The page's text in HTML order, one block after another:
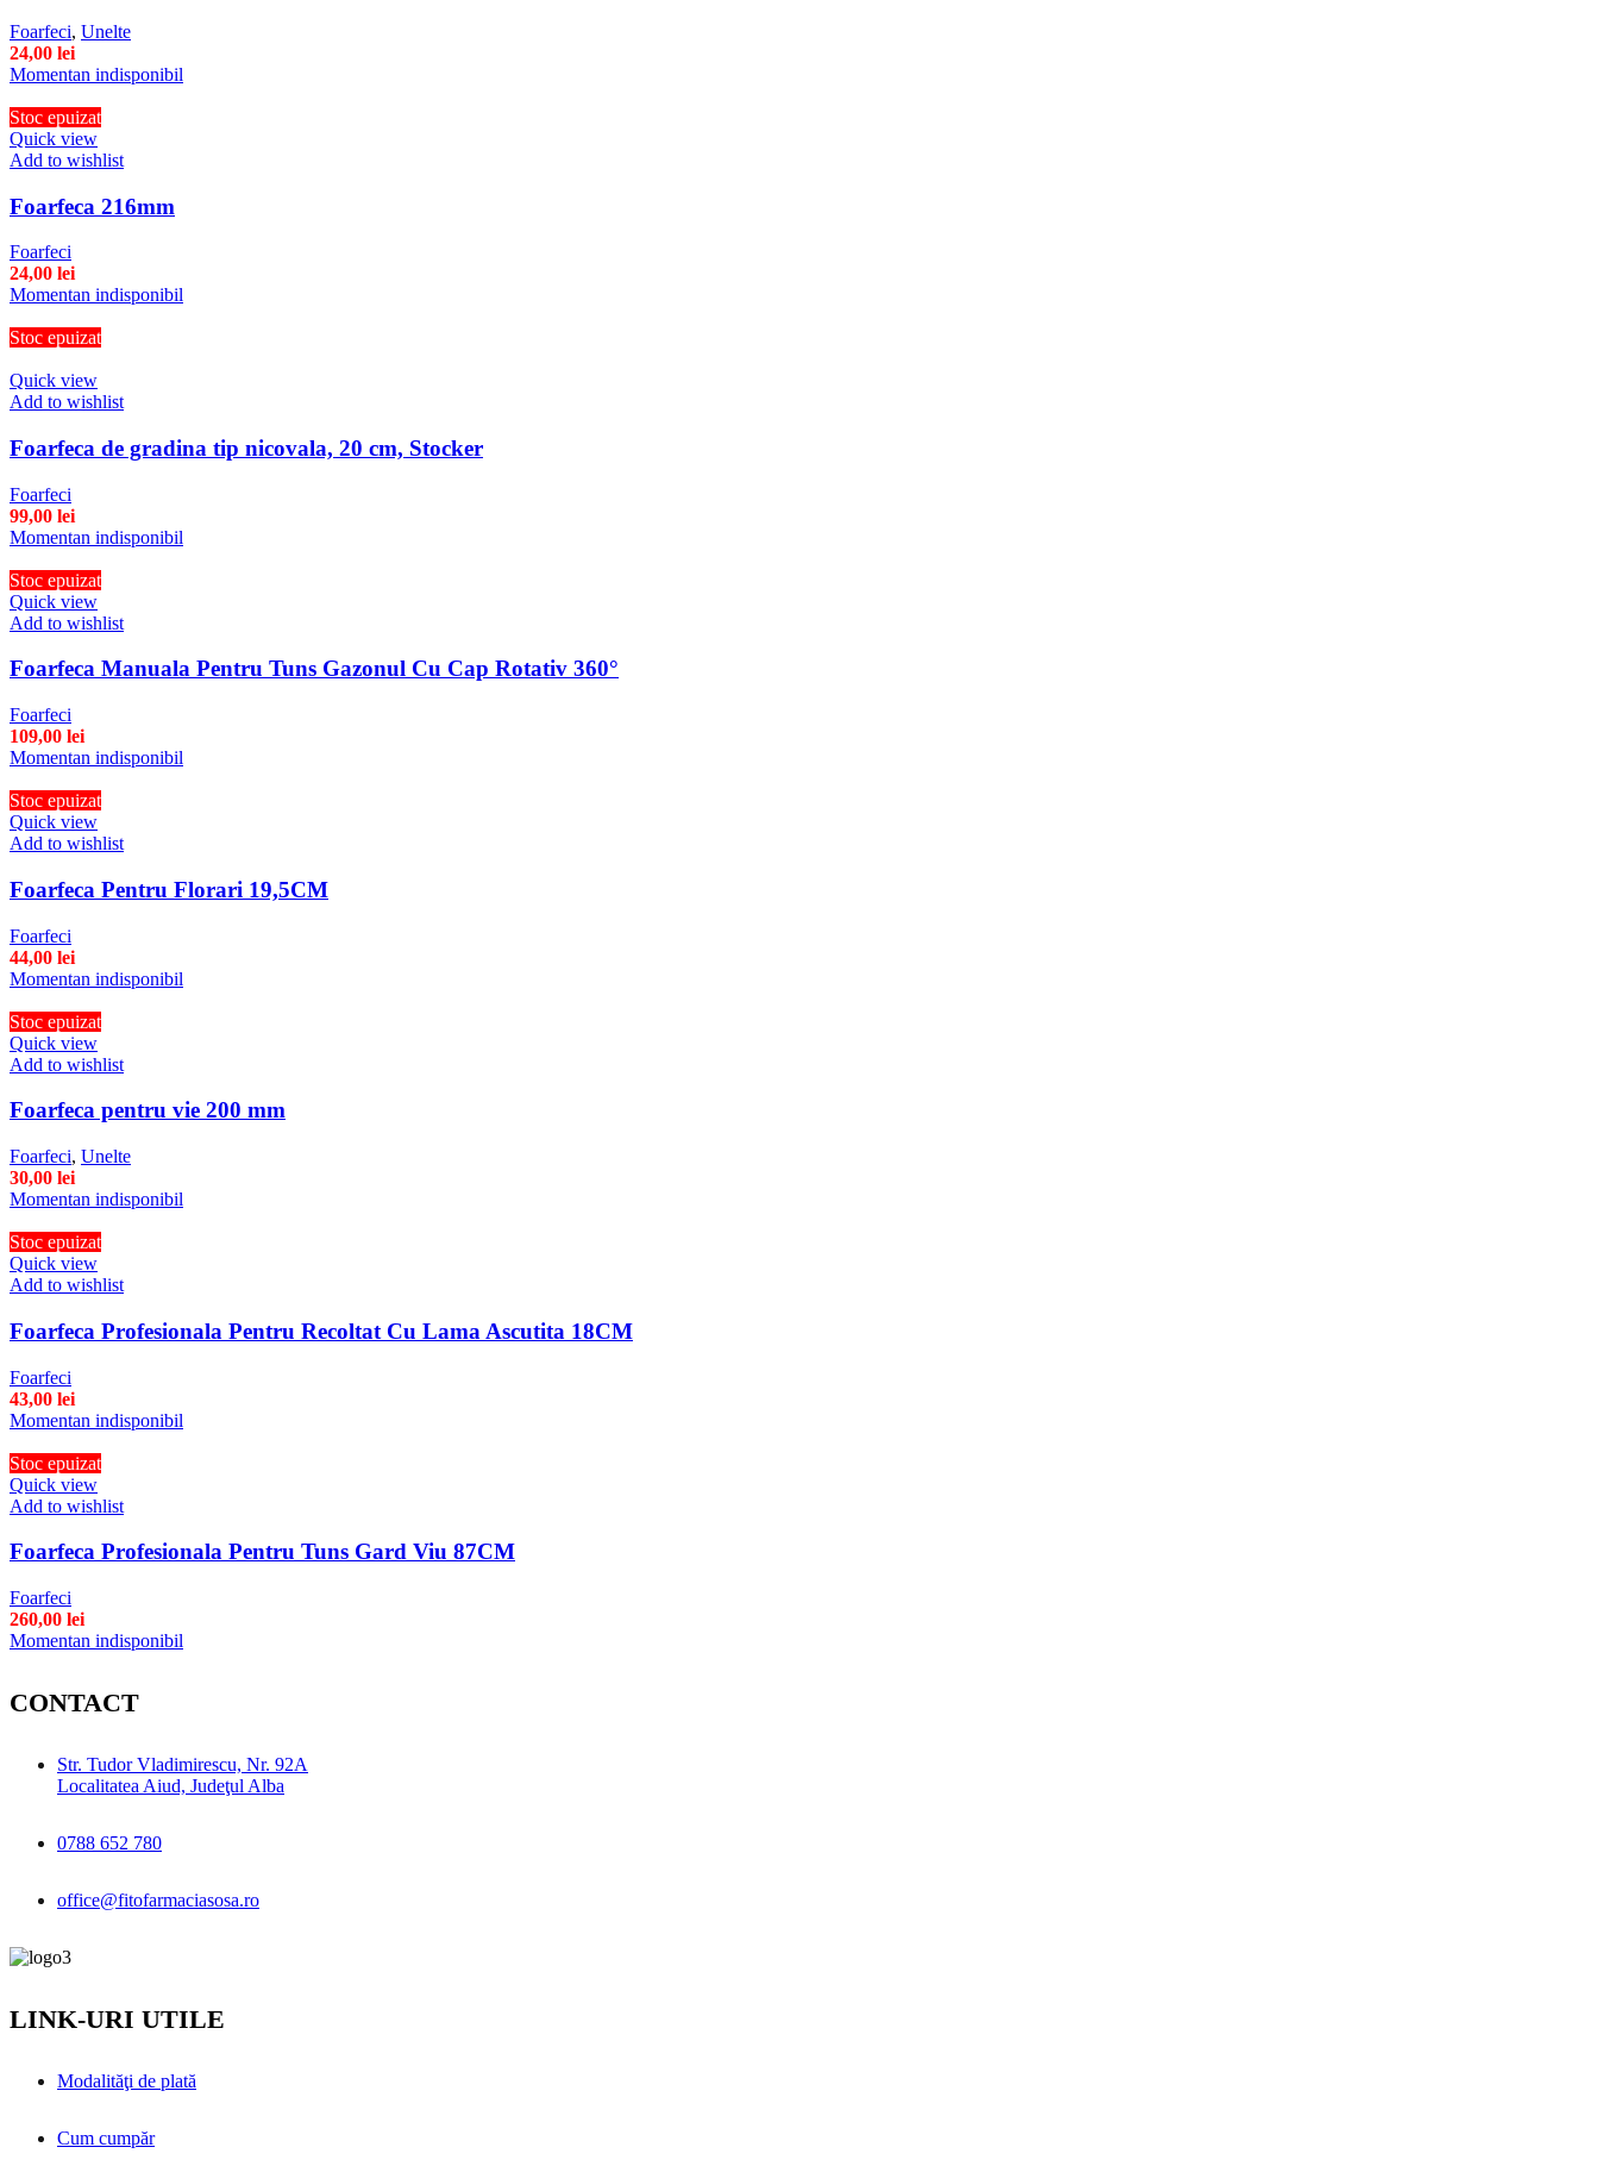
Foarfeci, Unelte
24,00 lei
Momentan indisponibil
Stoc epuizat
Quick view
Add to wishlist
Foarfeca 216mm
Foarfeci
24,00 lei
Momentan indisponibil
Stoc epuizat
Quick view
Add to wishlist
Foarfeca de gradina tip nicovala, 20 cm, Stocker
Foarfeci
99,00 lei
Momentan indisponibil
Stoc epuizat
Quick view
Add to wishlist
Foarfeca Manuala Pentru Tuns Gazonul Cu Cap Rotativ 360°
Foarfeci
109,00 lei
Momentan indisponibil
Stoc epuizat
Quick view
Add to wishlist
Foarfeca Pentru Florari 19,5CM
Foarfeci
44,00 lei
Momentan indisponibil
Stoc epuizat
Quick view
Add to wishlist
Foarfeca pentru vie 200 mm
Foarfeci, Unelte
30,00 lei
Momentan indisponibil
Stoc epuizat
Quick view
Add to wishlist
Foarfeca Profesionala Pentru Recoltat Cu Lama Ascutita 18CM
Foarfeci
43,00 lei
Momentan indisponibil
Stoc epuizat
Quick view
Add to wishlist
Foarfeca Profesionala Pentru Tuns Gard Viu 87CM
Foarfeci
260,00 lei
Momentan indisponibil
CONTACT
Str. Tudor Vladimirescu, Nr. 92A
Localitatea Aiud, Judeţul Alba
0788 652 780
office@fitofarmaciasosa.ro
LINK-URI UTILE
Modalităţi de plată
Cum cumpăr